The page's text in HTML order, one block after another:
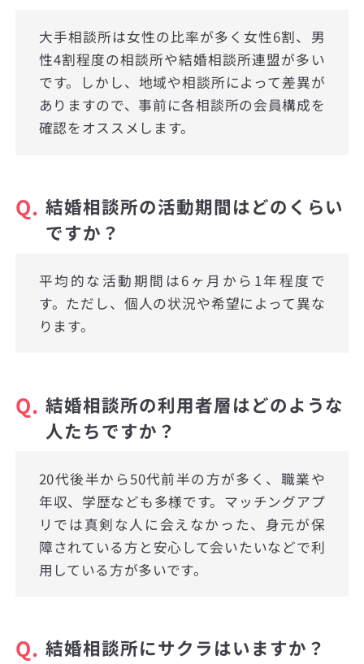
大手相談所は女性の比率が多く女性6割、男
性4割程度の相談所や結婚相談所連盟が多い
です。しかし、地域や相談所によって差異が
ありますので、事前に各相談所の会員構成を
確認をオススメします。
Q. 結婚相談所の活動期間はどのくらい
ですか？
平均的な活動期間は6ヶ月から1年程度で
す。ただし、個人の状況や希望によって異な
ります。
Q. 結婚相談所の利用者層はどのような
人たちですか？
20代後半から50代前半の方が多く、職業や
年収、学歴なども多様です。マッチングアプ
リでは真剣な人に会えなかった、身元が保
障されている方と安心して会いたいなどで利
用している方が多いです。
Q. 結婚相談所にサクラはいますか？